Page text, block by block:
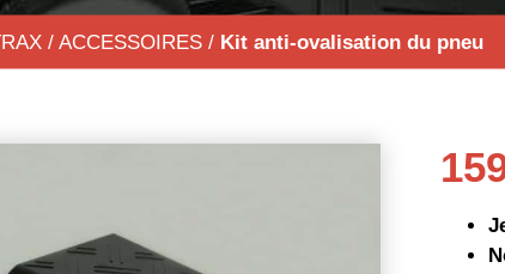
/ ACCESSOIRES/ Kit anti-ovalisation du pneu